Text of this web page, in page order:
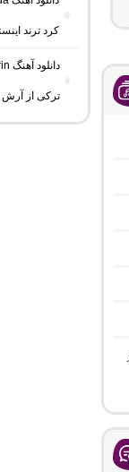
کرد ترند
ترکی از